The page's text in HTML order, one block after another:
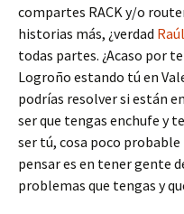
compartes RACK y/o
historias más, ¿verdad Raúl
todas partes. ¿Acaso por
Logroño estando tú en
podrías resolver si están
ser que tengas enchufe y
ser tú, cosa poco probable
pensar es en tener gente
problemas que tengas y